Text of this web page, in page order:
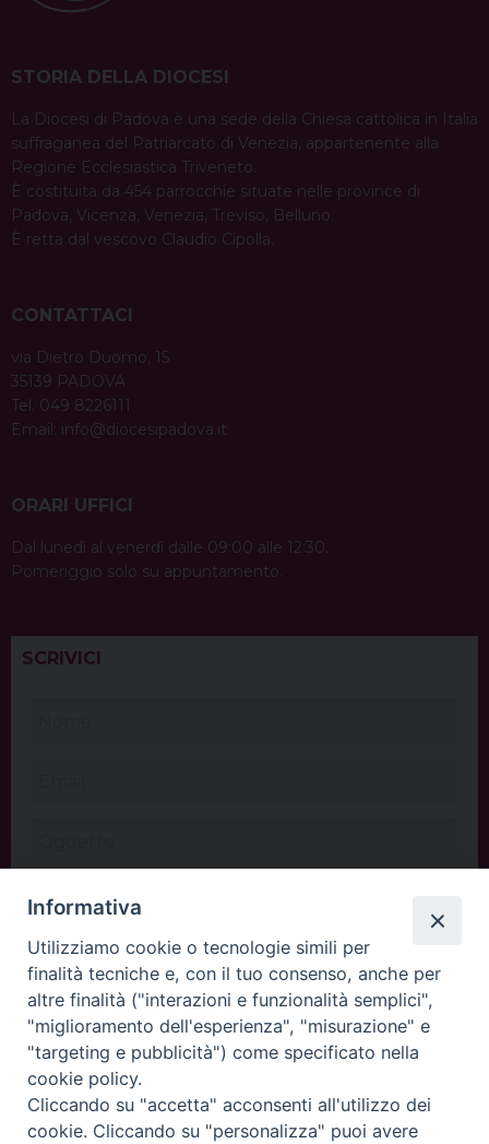
STORIA DELLA DIOCESI
La Diocesi di Padova è una sede della Chiesa cattolica in Italia
suffraganea del Patriarcato di Venezia, appartenente alla
Regione Ecclesiastica Triveneto.
È costituita da 454 parrocchie situate nelle province di
Padova, Vicenza, Venezia, Treviso, Belluno.
È retta dal vescovo Claudio Cipolla.
CONTATTACI
via Dietro Duomo, 15
35139 PADOVA
Tel. 049 8226111
Email: info@diocesipadova.it
ORARI UFFICI
Dal lunedì al venerdì dalle 09:00 alle 12:30.
Pomeriggio solo su appuntamento.
SCRIVICI
INVIA
Informativa
Utilizziamo cookie o tecnologie simili per
finalità tecniche e, con il tuo consenso, anche per
altre finalità ("interazioni e funzionalità semplici",
"miglioramento dell'esperienza", "misurazione" e
"targeting e pubblicità") come specificato nella
cookie policy.
Cliccando su "accetta" acconsenti all'utilizzo dei
cookie. Cliccando su "personalizza" puoi avere